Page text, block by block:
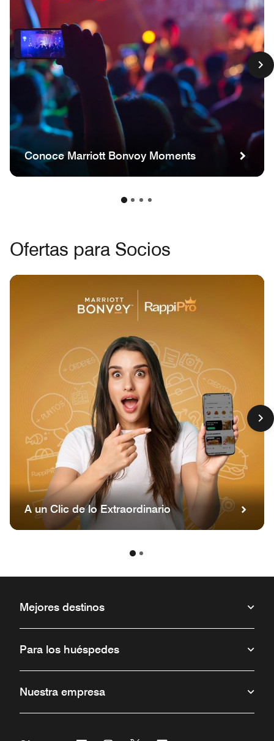
Conoce Marriott Bonvoy Moments
Ofertas para Socios
A un Clic de lo Extraordinario
Mejores destinos
Para los huéspedes
Nuestra empresa